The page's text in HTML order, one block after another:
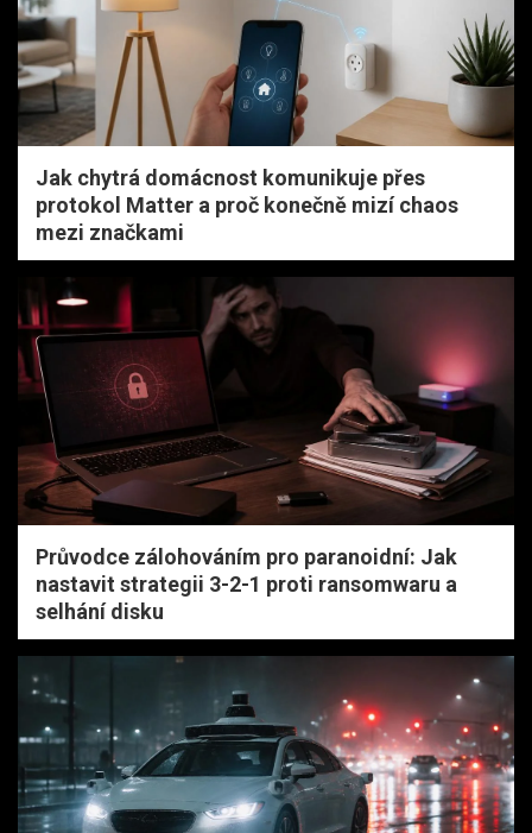
Jak chytrá domácnost komunikuje přes
protokol Matter a proč konečně mizí chaos
mezi značkami
Průvodce zálohováním pro paranoidní: Jak
nastavit strategii 3-2-1 proti ransomwaru a
selhání disku